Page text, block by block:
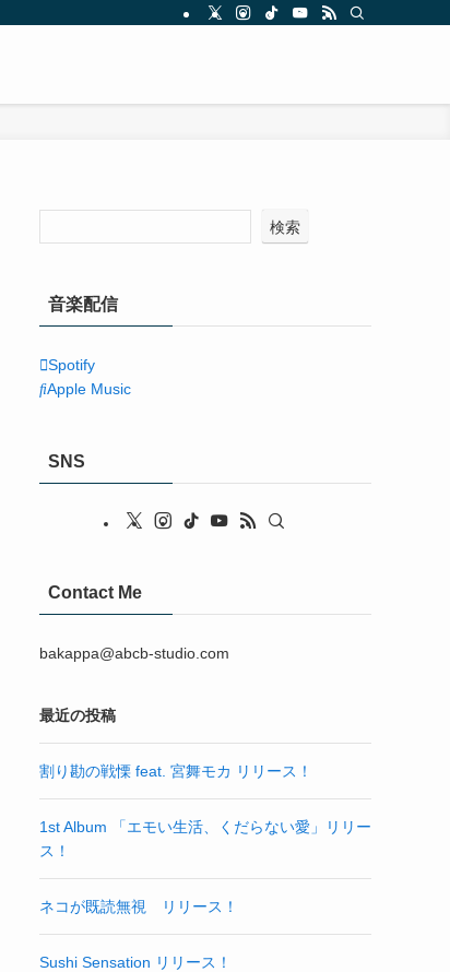
検索
音楽配信
Spotify
Apple Music
SNS
Contact Me
bakappa@abcb-studio.com
最近の投稿
割り勘の戦慄 feat. 宮舞モカ リリース！
1st Album 「エモい生活、くだらない愛」リリー
ス！
ネコが既読無視 リリース！
Sushi Sensation リリース！